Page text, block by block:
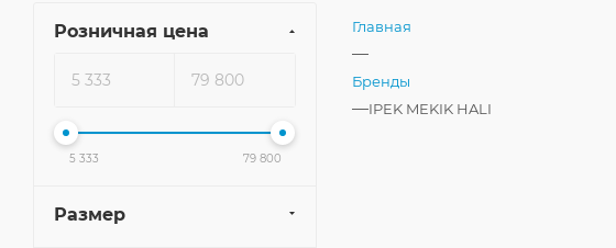
Главная
—
Бренды
—IPEK MEKIK HALI
Розничная цена
5 333 79 800
Размер